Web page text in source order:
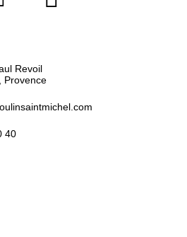
Revoil
Provence
40